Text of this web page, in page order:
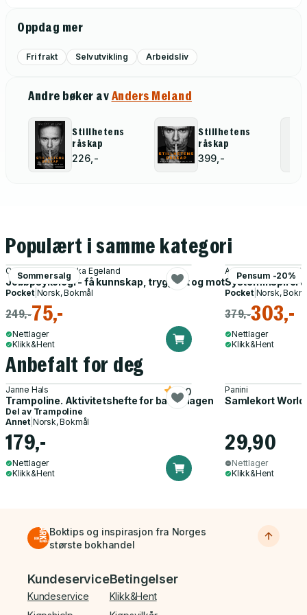
Oppdag mer
Fri frakt Selvutvikling Arbeidsliv
Andre bøker avAnders Meland
Stillhetens
råskap
226,-
Stillhetens
råskap
399,-
Populært i samme kategori
Sommersalg
Carina Carl, Rebekka Egeland
Jobbpsykologi - få kunnskap, trygghet og mot til å lede deg
Pocket| Norsk, Bokmål
249,-75,-
Nettlager
Klikk&Hent
Pensum -20%
Anne Rød, Holger
Systeminspirert
Pocket| Norsk,
379,-303,-
Nettlager
Klikk&Hent
Anbefalt for deg
Janne Hals
Trampoline. Aktivitetshefte for barnehagen
5.0
Del av Trampoline
Annet Norsk, Bokmål
179,-
Nettlager
Klikk&Hent
Panini
Samlekort
29,90
Nettlager
Klikk&Hent
Boktips og inspirasjon fra Norges
største bokhandel
Bunnmeny
Kundeservice
Kundeservice
Betingelser
Klikk&Hent